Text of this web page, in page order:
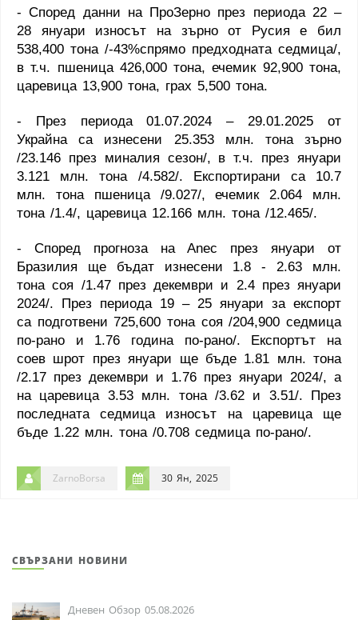
- Според данни на ПроЗерно през периода 22 –
28 януари износът на зърно от Русия е бил
538,400 тона /-43%спрямо предходната седмица/,
в т.ч. пшеница 426,000 тона, ечемик 92,900 тона,
царевица 13,900 тона, грах 5,500 тона.
- През периода 01.07.2024 – 29.01.2025 от
Украйна са изнесени 25.353 млн. тона зърно
/23.146 през миналия сезон/, в т.ч. през януари
3.121 млн. тона /4.582/. Експортирани са 10.7
млн. тона пшеница /9.027/, ечемик 2.064 млн.
тона /1.4/, царевица 12.166 млн. тона /12.465/.
- Според прогноза наAnec през януари от
Бразилия ще бъдат изнесени 1.8 - 2.63 млн.
тона соя /1.47 през декември и 2.4 през януари
2024/. През периода 19 – 25 януари за експорт
са подготвени 725,600 тона соя /204,900 седмица
по-рано и 1.76 година по-рано/. Експортът на
соев шрот през януари ще бъде 1.81 млн. тона
/2.17 през декември и 1.76 през януари 2024/, а
на царевица 3.53 млн. тона /3.62 и 3.51/. През
последната седмица износът на царевица ще
бъде 1.22 млн. тона /0.708 седмица по-рано/.
ZarnoBorsa 30 Ян, 2025
СВЪРЗАНИ НОВИНИ
Дневен Обзор 05.08.2026